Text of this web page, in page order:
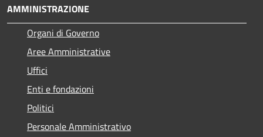
AMMINISTRAZIONE
Organi di Governo
Aree Amministrative
Uffici
Enti e fondazioni
Politici
Personale Amministrativo